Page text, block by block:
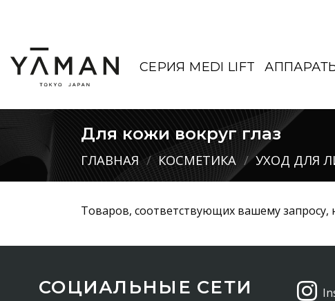
СЕРИЯ MEDI LIFT
Для кожи вокруг глаз
ГЛАВНАЯ / КОСМЕТИКА / УХОД ДЛЯ
Товаров, соответствующих вашему запросу,
СОЦИАЛЬНЫЕ СЕТИ